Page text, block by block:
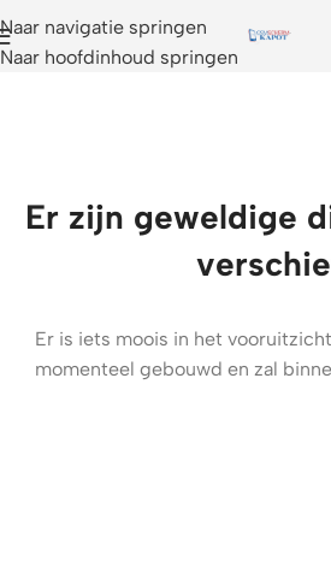
Naar navigatie springen
Naar hoofdinhoud springen
Er zijn geweldige
Er is iets moois in het
momenteel gebouwd en zal